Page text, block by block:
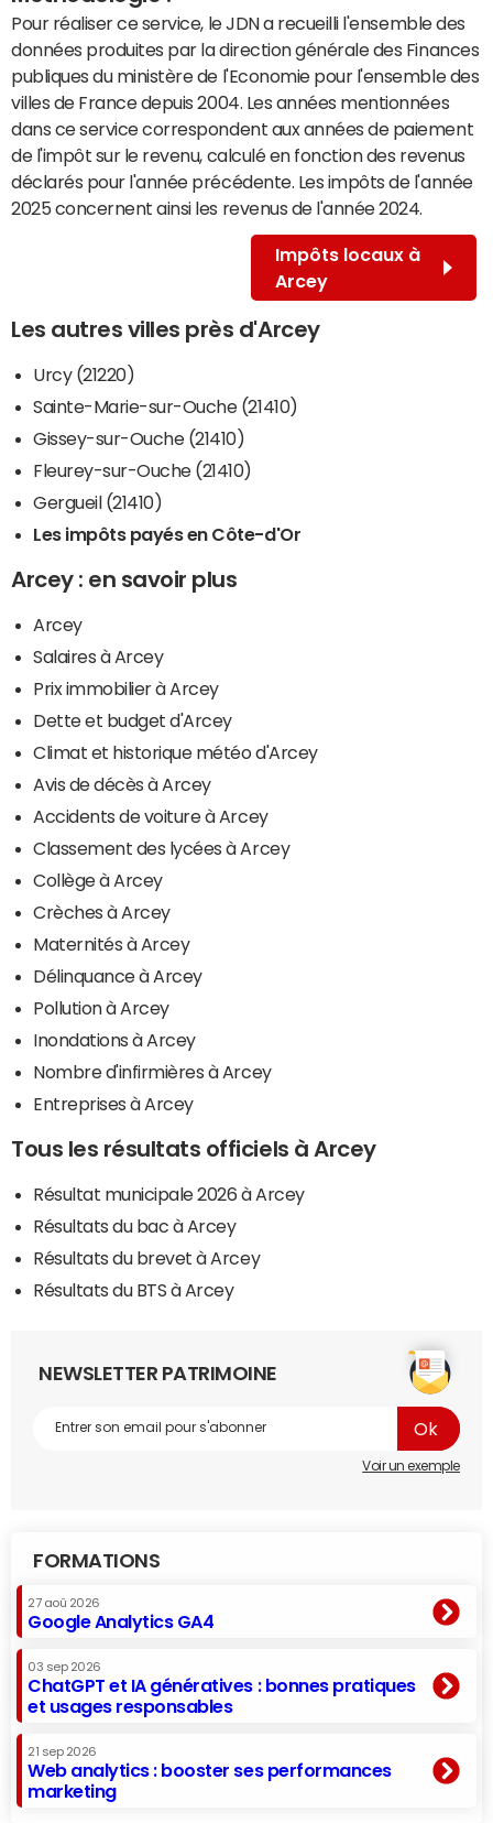
Pour réaliser ce service, le JDN a recueilli l'ensemble des
données produites par la direction générale des Finances
publiques du ministère de l'Economie pour l'ensemble des
villes de France depuis 2004. Les années mentionnées
dans ce service correspondent aux années de paiement
de l'impôt sur le revenu, calculé en fonction des revenus
déclarés pour l'année précédente. Les impôts de l'année
2025 concernent ainsi les revenus de l'année 2024.
Impôts locaux à
Arcey
Les autres villes près d'Arcey
Urcy (21220)
Sainte-Marie-sur-Ouche (21410)
Gissey-sur-Ouche (21410)
Fleurey-sur-Ouche (21410)
Gergueil (21410)
Les impôts payés en Côte-d'Or
Arcey : en savoir plus
Arcey
Salaires à Arcey
Prix immobilier à Arcey
Dette et budget d'Arcey
Climat et historique météo d'Arcey
Avis de décès à Arcey
Accidents de voiture à Arcey
Classement des lycées à Arcey
Collège à Arcey
Crèches à Arcey
Maternités à Arcey
Délinquance à Arcey
Pollution à Arcey
Inondations à Arcey
Nombre d'infirmières à Arcey
Entreprises à Arcey
Tous les résultats officiels à Arcey
Résultat municipale 2026 à Arcey
Résultats du bac à Arcey
Résultats du brevet à Arcey
Résultats du BTS à Arcey
NEWSLETTER PATRIMOINE
Voir un exemple
FORMATIONS
27 aoû 2026
Google Analytics GA4
03 sep 2026
ChatGPT et IA génératives : bonnes pratiques
et usages responsables
21 sep 2026
Web analytics : booster ses performances
marketing